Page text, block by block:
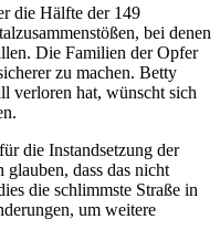
die Hälfte der 149
bei denen
Die Familien der Opfer
zu machen. Betty
verloren hat, wünscht sich
die Instandsetzung der
glauben, dass das nicht
die schlimmste Straße in
um weitere